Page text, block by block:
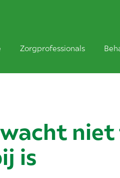
Zorgprofessionals
is